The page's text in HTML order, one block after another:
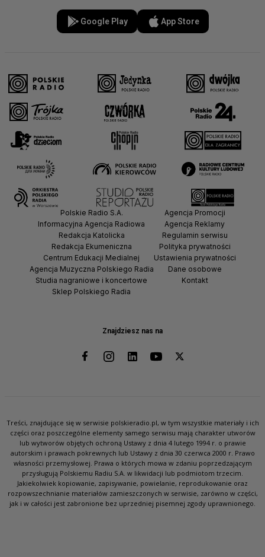
Google Play App Store
Znajdziesz nas na
Polskie Radio S.A.
Informacyjna Agencja Radiowa
Redakcja Katolicka
Redakcja Ekumeniczna
Centrum Edukacji Medialnej
Agencja Muzyczna Polskiego Radia
Studia nagraniowe i koncertowe
Sklep Polskiego Radia
Agencja Promocji
Agencja Reklamy
Regulamin serwisu
Polityka prywatności
Ustawienia prywatności
Dane osobowe
Kontakt
Treści, znajdujące się w serwisie polskieradio.pl, w tym wszystkie materiały i ich
części oraz poszczególne elementy samego serwisu mają charakter utworów
lub wytworów objętych ochroną Ustawy z dnia 4 lutego 1994 r. o prawie
autorskim i prawach pokrewnych lub Ustawy z dnia 30 czerwca 2000 r. Prawo
własności przemysłowej. Prawa o których mowa w zdaniu poprzedzającym
przysługują Polskiemu Radiu S.A. w likwidacji lub podmiotom trzecim.
Jakiekolwiek kopiowanie, zapisywanie, powielanie, reprodukowanie oraz
rozpowszechnianie materiałów zamieszczonych w serwisie, zarówno w części,
jak i w całości jest zabronione bez uprzedniej pisemnej zgody uprawnionego.